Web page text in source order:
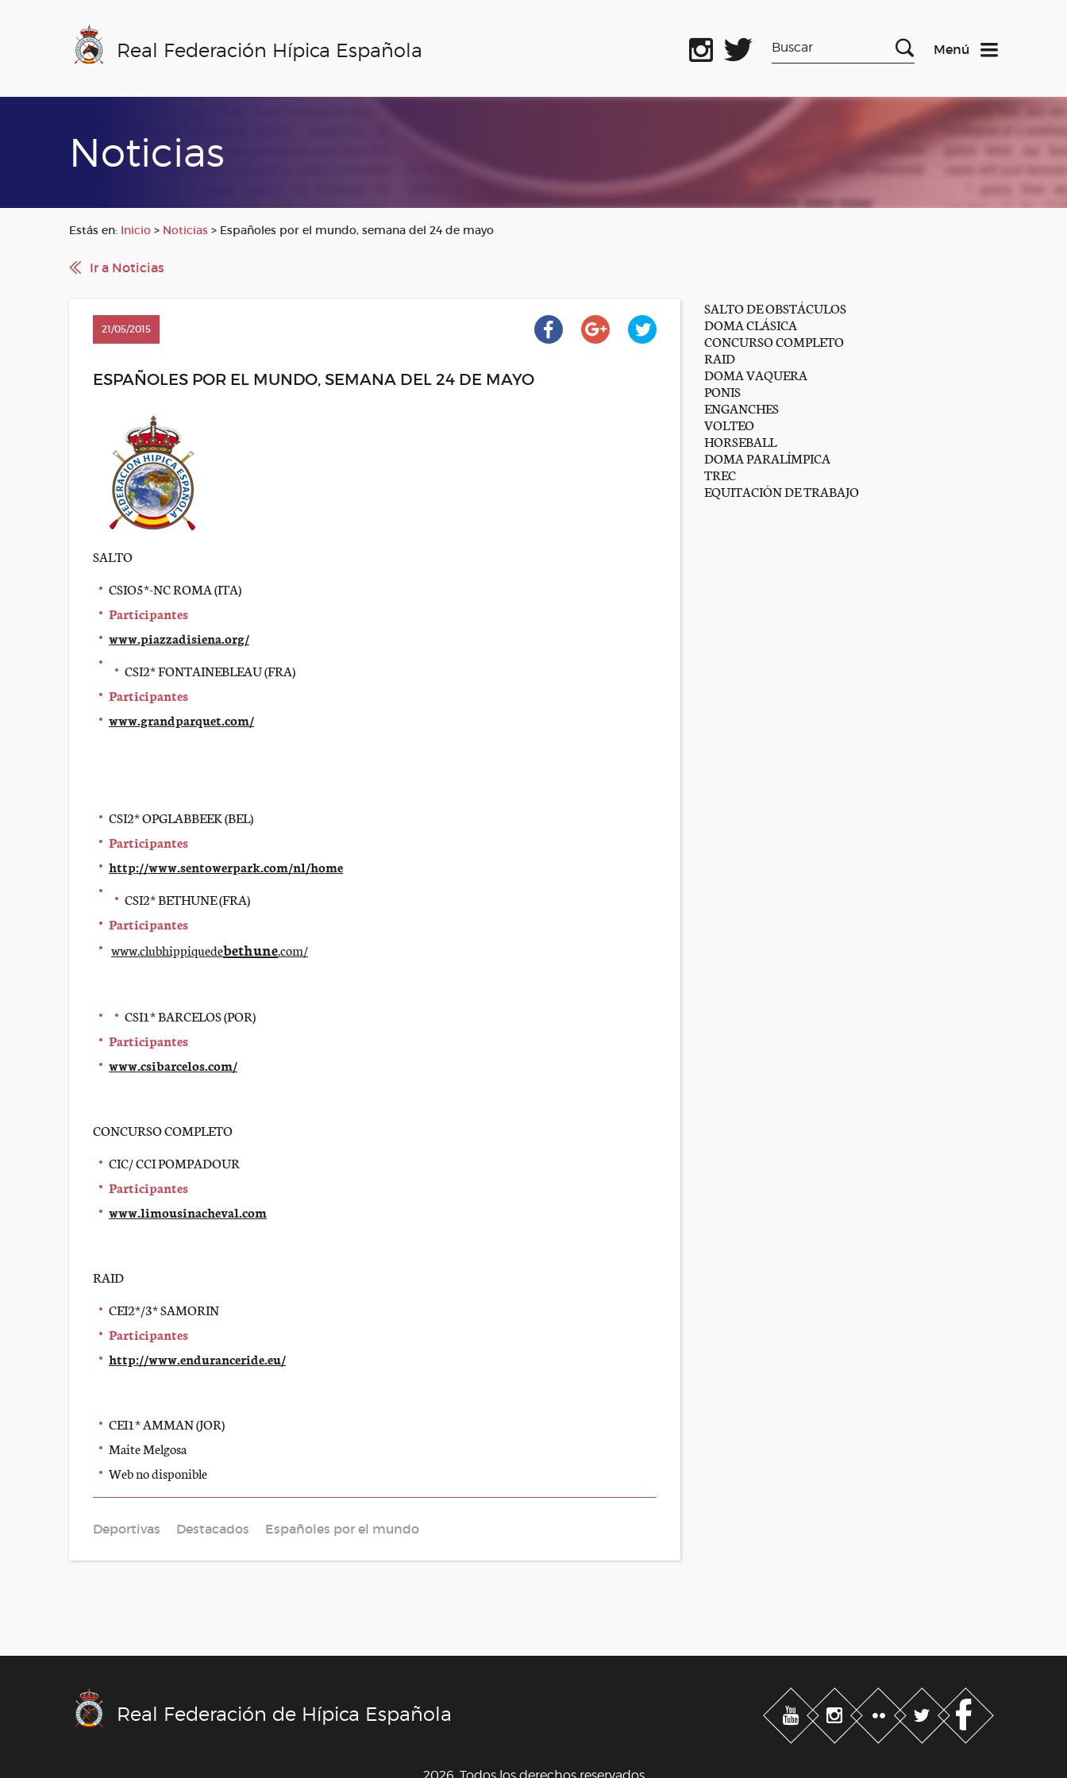
Real Federación Hípica Española Menú
Noticias
Estás en: Inicio > Noticias > Españoles por el mundo, semana del 24 de mayo
Ir a Noticias
21/05/2015
ESPAÑOLES POR EL MUNDO, SEMANA DEL 24 DE MAYO
SALTO
CSIO5*-NC ROMA (ITA)
Participantes
www.piazzadisiena.org/
CSI2* FONTAINEBLEAU (FRA)
Participantes
www.grandparquet.com/
CSI2* OPGLABBEEK (BEL)
Participantes
http://www.sentowerpark.com/nl/home
CSI2* BETHUNE (FRA)
Participantes
www.clubhippiquedebethune.com/
CSI1* BARCELOS (POR)
Participantes
www.csibarcelos.com/
CONCURSO COMPLETO
CIC/ CCI POMPADOUR
Participantes
www.limousinacheval.com
RAID
CEI2*/3* SAMORIN
Participantes
http://www.enduranceride.eu/
CEI1* AMMAN (JOR)
Maite Melgosa
Web no disponible
Deportivas Destacados Españoles por el mundo
SALTO DE OBSTÁCULOS
DOMA CLÁSICA
CONCURSO COMPLETO
RAID
DOMA VAQUERA
PONIS
ENGANCHES
VOLTEO
HORSEBALL
DOMA PARALÍMPICA
TREC
EQUITACIÓN DE TRABAJO
Real Federación de Hípica Española